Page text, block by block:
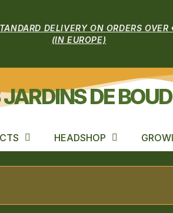
DELIVERY ON ORDERS
(IN EUROPE)
JARDINS DE
HEADSHOP